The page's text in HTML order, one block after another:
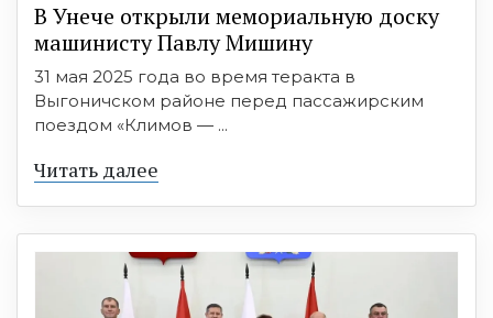
В Унече открыли мемориальную доску
машинисту Павлу Мишину
31 мая 2025 года во время теракта в
Выгоничском районе перед пассажирским
поездом «Климов — ...
Читать далее